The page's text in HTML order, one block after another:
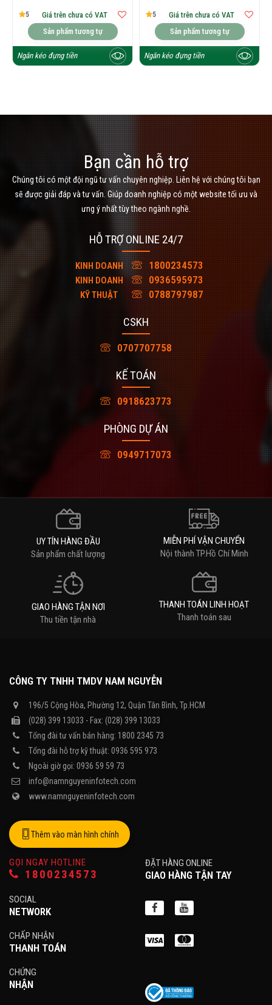
5
Giá trên chưa có VAT
Sản phẩm tương tự
Ngăn kéo đựng tiền
5
Giá trên chưa có VAT
Sản phẩm tương tự
Ngăn kéo đựng tiền
Bạn cần hỗ trợ
Chúng tôi có một đội ngũ tư vấn chuyên nghiệp. Liên hệ với chúng tôi bạn
sẽ được giải đáp và tư vấn. Giúp doanh nghiệp có một website tối ưu và
ưng ý nhất tùy theo ngành nghề.
HỖ TRỢ ONLINE 24/7
KINH DOANH 1800234573
KINH DOANH 0936595973
KỸ THUẬT 0788797987
CSKH
0707707758
KẾ TOÁN
0918623773
PHÒNG DỰ ÁN
0949717073
UY TÍN HÀNG ĐẦU
Sản phẩm chất lượng
MIỄN PHÍ VẬN CHUYỂN
Nội thành TP.Hồ Chí Minh
GIAO HÀNG TẬN NƠI
Thu tiền tận nhà
THANH TOÁN LINH HOẠT
Thanh toán sau
CÔNG TY TNHH TMDV NAM NGUYỄN
196/5 Cộng Hòa, Phường 12, Quận Tân Bình, Tp.HCM
(028) 399 13033 - Fax: (028) 399 13033
Tổng đài tư vấn bán hàng: 1800 2345 73
Tổng đài hỗ trợ kỹ thuật: 0936 595 973
Ngoài giờ gọi: 0936 59 59 73
info@namnguyeninfotech.com
www.namnguyeninfotech.com
Thêm vào màn hình chính
GỌI NGAY HOTLINE
1800234573
ĐẶT HÀNG ONLINE
GIAO HÀNG TẬN TAY
SOCIAL
NETWORK
CHẤP NHẬN
THANH TOÁN
CHỨNG
NHẬN